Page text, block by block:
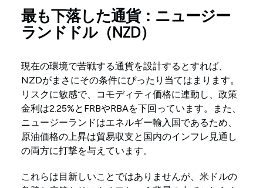
最も下落した通貨：ニュージー
ランドドル（NZD）
現在の環境で苦戦する通貨を設計するとすれば、
NZDがまさにその条件にぴったり当てはまります。
リスクに敏感で、コモディティ価格に連動し、政策
金利は2.25%とFRBやRBAを下回っています。また、
ニュージーランドはエネルギー輸入国であるため、
原油価格の上昇は貿易収支と国内のインフレ見通し
の両方に打撃を与えています。
これらは目新しいことではありませんが、米ドルの